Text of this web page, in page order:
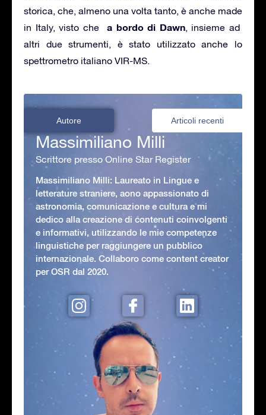
storica, che, almeno una volta tanto, è anche made
in Italy, visto chea bordo di Dawn, insieme ad
altri due strumenti, è stato utilizzato anche lo
spettrometro italiano VIR-MS.
Autore Articoli recenti
Massimiliano Milli
Scrittore presso Online Star Register
Massimiliano Milli: Laureato in Lingue e
letterature straniere, aono appassionato di
astronomia, comunicazione e cultura e mi
dedico alla creazione di contenuti coinvolgenti
e informativi, utilizzando le mie competenze
linguistiche per raggiungere un pubblico
internazionale. Collaboro come content creator
per OSR dal 2020.